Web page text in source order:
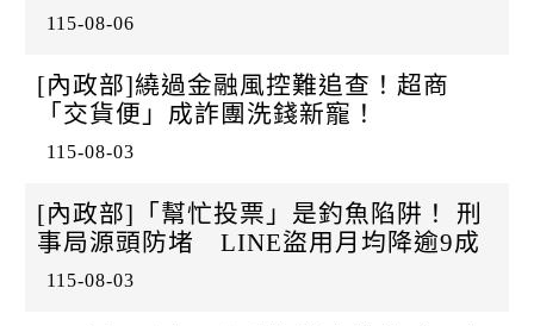
115-08-06
[內政部]繞過金融風控難追查！超商
「交貨便」成詐團洗錢新寵！
115-08-03
[內政部]「幫忙投票」是釣魚陷阱！ 刑
事局源頭防堵 LINE盜用月均降逾9成
115-08-03